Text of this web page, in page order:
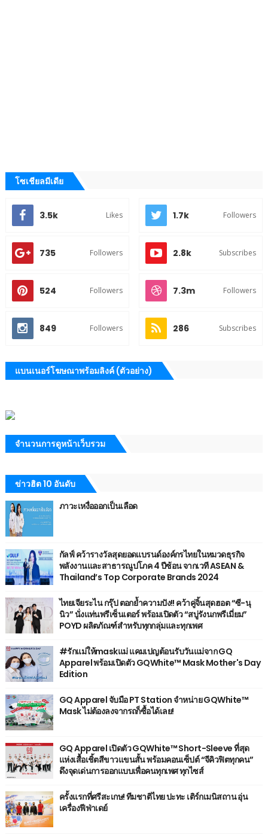
โซเชียลมีเดีย
3.5k Likes 1.7k Followers
735 Followers 2.8k Subscribes
524 Followers 7.3m Followers
849 Followers 286 Subscribes
แบนเนอร์โฆษณาพร้อมลิงค์ (ตัวอย่าง)
จำนวนการดูหน้าเว็บรวม
ข่าวฮิต 10 อันดับ
ภาวะเหงื่อออกเป็นเลือด
กัลฟ์ คว้ารางวัลสุดยอดแบรนด์องค์กรไทยในหมวดธุรกิจ
พลังงานและสาธารณูปโภค 4 ปีซ้อน จากเวที ASEAN &
Thailand’s Top Corporate Brands 2024
ไทยเจียระไน กรุ๊ป ตอกย้ำความปัง!! คว้าคู่จิ้นสุดฮอต “ซี-นุ
นิว” นั่งแท่นพรีเซ็นเตอร์ พร้อมเปิดตัว “สบู่รังนกพรีเมี่ยม”
POYD ผลิตภัณฑ์สำหรับทุกกลุ่มและทุกเพศ
#รักแม่ให้maskแม่ แคมเปญต้อนรับวันแม่จาก GQ
Apparel พร้อมเปิดตัว GQWhite™ Mask Mother's Day
Edition
GQ Apparel จับมือ PT Station จำหน่าย GQWhite™
Mask ไม่ต้องลงจากรถก็ซื้อได้เลย!
GQ Apparel เปิดตัว GQWhite™ Short-Sleeve ที่สุด
แห่งเสื้อเชิ้ตสีขาวแขนสั้น พร้อมคอนเซ็ปต์ “จีคิวฟิตทุกคน”
ดึงจุดเด่นการออกแบบเพื่อคนทุกเพศ ทุกไซส์
ครั้งแรกที่ศรีสะเกษ! ทีมชาติไทย ปะทะ เติร์กเมนิสถาน อุ่น
เครื่องฟีฟ่าเดย์